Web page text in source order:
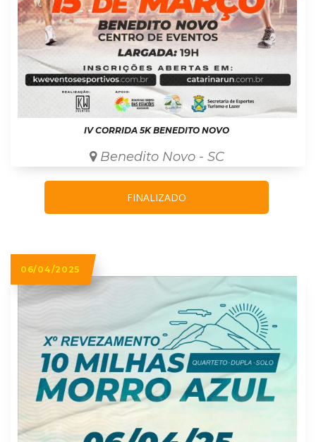
IV CORRIDA 5K BENEDITO NOVO
Benedito Novo - SC
FINALIZADO
06/04/2025